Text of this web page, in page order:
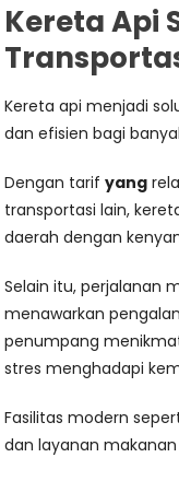
Kereta Api
Kereta api menjadi
dan efisien bagi
Dengan tarifyang
transportasi lain,
daerah dengan
Selain itu, perjalanan
menawarkan
penumpang
stres menghadapi
Fasilitas modern
dan layanan